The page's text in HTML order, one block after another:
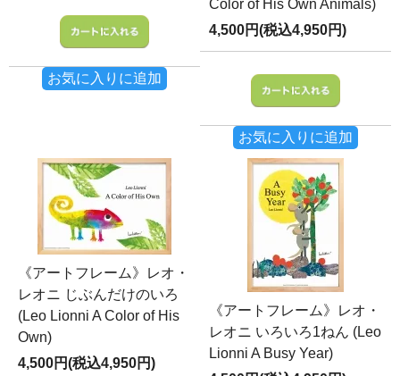
お気に入りに追加
Color of His Own Animals)
4,500円(税込4,950円)
お気に入りに追加
《アートフレーム》レオ・
レオニ じぶんだけのいろ
(Leo Lionni A Color of His
Own)
4,500円(税込4,950円)
《アートフレーム》レオ・
レオニ いろいろ1ねん (Leo
Lionni A Busy Year)